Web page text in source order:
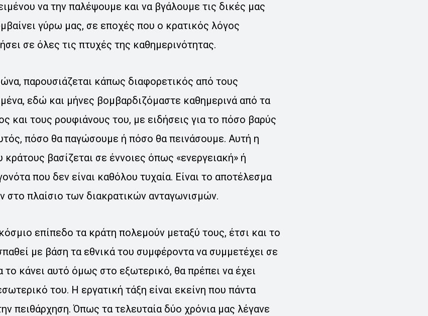
να την παλέψουμε και να βγάλουμε τις δικές μας
γύρω μας, σε εποχές που ο κρατικός λόγος
σε όλες τις πτυχές της καθημερινότητας.
παρουσιάζεται κάπως διαφορετικός από τους
εδώ και μήνες βομβαρδιζόμαστε καθημερινά από τα
και τους ρουφιάνους του, με ειδήσεις για το πόσο βαρύς
πόσο θα παγώσουμε ή πόσο θα πεινάσουμε. Αυτή η
βασίζεται σε έννοιες όπως «ενεργειακή» ή
που δεν είναι καθόλου τυχαία. Είναι το αποτέλεσμα
στο πλαίσιο των διακρατικών ανταγωνισμών.
επίπεδο τα κράτη πολεμούν μεταξύ τους, έτσι και το
με βάση τα εθνικά του συμφέροντα να συμμετέχει σε
το κάνει αυτό όμως στο εξωτερικό, θα πρέπει να έχει
του. Η εργατική τάξη είναι εκείνη που πάντα
πειθάρχηση. Όπως τα τελευταία δύο χρόνια μας λέγανε